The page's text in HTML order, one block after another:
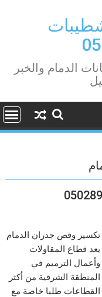
الدمام والخبر
تكسير وقص جدران الدمام
يعد قطاع المقاولات
وأعمال الترميم في
المنطقة الشرقية من أكثر
القطاعات طلبا خاصة مع